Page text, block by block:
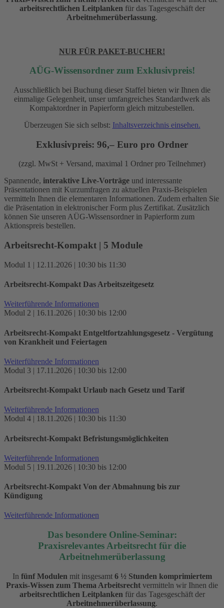
arbeitsrechtlichen Leitplanken für das Tagesgeschäft der
Arbeitnehmerüberlassung.
NUR FÜR PAKET-BUCHER!
AÜG-Wissensordner zum Exklusivpreis!
Ausschließlich bei Buchung dieser Staffel bieten wir Ihnen die
einmalige Gelegenheit, unser umfangreiches Standardwerk als
Kompaktordner in Papierform gleich mitzubestellen.
Überzeugen Sie sich selbst: Inhaltsverzeichnis einsehen.
Exklusivpreis: 96,– Euro pro Ordner
(zzgl. MwSt + Versand, maximal 1 Ordner pro Teilnehmer)
Spannende, interaktive Live-Vorträge und interessante
Präsentationen mit Kurzumfragen zu aktuellen Praxis-Beispielen
vermitteln Ihnen die elementaren Informationen. Zudem erhalten Sie
die Präsentation in elektronischer Form plus Zertifikat. Zusätzlich
können Sie unseren AÜG-Wissensordner in Papierform zum
Aktionspreis bestellen.
Arbeitsrecht-Kompakt | 5 Module
Modul 1 | 12.11.2026 | 10:30 bis 11:30
Arbeitsrecht-Kompakt Das Arbeitszeitgesetz
Weiterführende Informationen
Modul 2 | 16.11.2026 | 10:30 bis 12:00
Arbeitsrecht-Kompakt Entgeltfortzahlungsgesetz - Vergütung
von Krankheit und Feiertagen
Weiterführende Informationen
Modul 3 | 17.11.2026 | 10:30 bis 12:00
Arbeitsrecht-Kompakt Urlaub nach Gesetz und Tarif
Weiterführende Informationen
Modul 4 | 18.11.2026 | 10:30 bis 11:30
Arbeitsrecht-Kompakt Befristungsmöglichkeiten
Weiterführende Informationen
Modul 5 | 19.11.2026 | 10:30 bis 12:00
Arbeitsrecht-Kompakt Von der Abmahnung bis zur
Kündigung
Weiterführende Informationen
Das besondere Online-Seminar:
Praxisrelevantes Arbeitsrecht für die
Arbeitnehmerüberlassung
In fünf Modulen mit insgesamt 6 ½ Stunden komprimiertem
Praxis-Wissen zum Thema Arbeitsrecht vermitteln wir Ihnen die
arbeitsrechtlichen Leitplanken für das Tagesgeschäft der
Arbeitnehmerüberlassung.